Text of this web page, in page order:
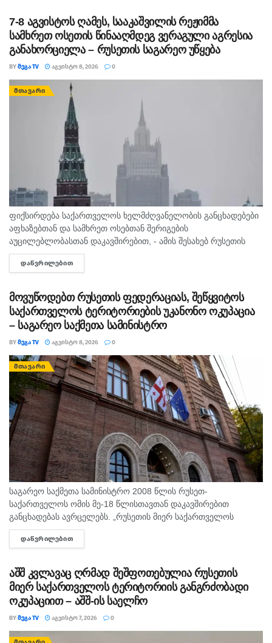
7-8 აგვისტოს ღამეს, სააკაშვილის რეჟიმმა
სამხრეთ ოსეთის წინააღმდეგ ვერაგული აგრესია
განახორციელა – რუსეთის საგარეო უწყება
BYᲛᲔᲒᲐ TV ᲐᲒᲕᲘᲡᲢᲝ 8, 2026 0
ᲛᲗᲐᲕᲐᲠᲘ
ფიქსირდება საქართველოს ხელმძღვანელობის განცხადებები
აფხაზებთან და სამხრეთ ოსებთან შერიგების
აუცილებლობასთან დაკავშირებით, - ამის შესახებ რუსეთის
საგარეო საქმეთა სამინისტროს განცხადებაშია ნათქვამი,
რომელსაც უწყება 2008 წლის აგვისტოს ომთან დაკავშირებით
ᲓᲐᲬᲕᲠᲘᲚᲔᲑᲘᲗ
მოვუწოდებთ რუსეთის ფედერაციას, შეწყვიტოს
საქართველოს ტერიტორიების უკანონო ოკუპაცია
– საგარეო საქმეთა სამინისტრო
BYᲛᲔᲒᲐ TV ᲐᲒᲕᲘᲡᲢᲝ 8, 2026 0
ᲛᲗᲐᲕᲐᲠᲘ
საგარეო საქმეთა სამინისტრო 2008 წლის რუსეთ-
საქართველოს ომის მე-18 წლისთავთან დაკავშირებით
განცხადებას ავრცელებს. „რუსეთის მიერ საქართველოს
წინააღმდეგ განხორციელებული სრულმასშტაბიანი სამხედრო
აგრესიიდან 18 წელი გავიდა. 2008 წლის აგვისტოში რუსეთმა,
ᲓᲐᲬᲕᲠᲘᲚᲔᲑᲘᲗ
აშშ კვლავაც ღრმად შეშფოთებულია რუსეთის
მიერ საქართველოს ტერიტორიის განგრძობადი
ოკუპაციით – აშშ-ის საელჩო
BYᲛᲔᲒᲐ TV ᲐᲒᲕᲘᲡᲢᲝ 7, 2026 0